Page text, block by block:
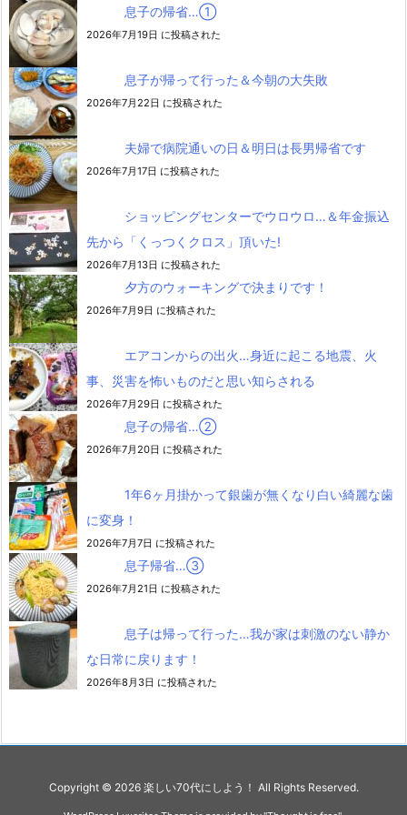
息子の帰省…➀
2026年7月19日 に投稿された
息子が帰って行った＆今朝の大失敗
2026年7月22日 に投稿された
夫婦で病院通いの日＆明日は長男帰省です
2026年7月17日 に投稿された
ショッピングセンターでウロウロ…＆年金振込
先から「くっつくクロス」頂いた!
2026年7月13日 に投稿された
夕方のウォーキングで決まりです！
2026年7月9日 に投稿された
エアコンからの出火…身近に起こる地震、火
事、災害を怖いものだと思い知らされる
2026年7月29日 に投稿された
息子の帰省…②
2026年7月20日 に投稿された
1年6ヶ月掛かって銀歯が無くなり白い綺麗な歯
に変身！
2026年7月7日 に投稿された
息子帰省…③
2026年7月21日 に投稿された
息子は帰って行った…我が家は刺激のない静か
な日常に戻ります！
2026年8月3日 に投稿された
Copyright © 2026 楽しい70代にしよう！ All Rights Reserved.